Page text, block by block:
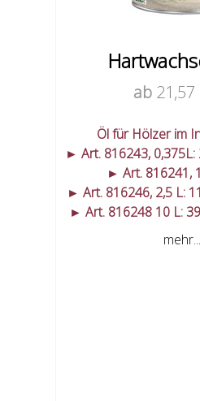
ab 21,57
Öl für Hölzer im
► Art. 816243, 0,375L:
► Art. 816241,
► Art. 816246, 2,5 L:
► Art. 816248 10 L:
mehr...